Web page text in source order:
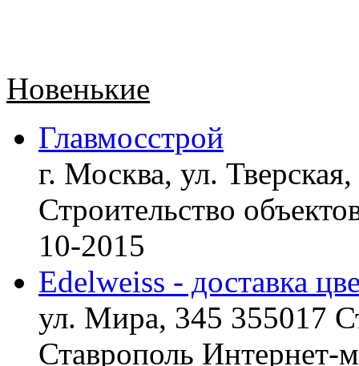
Новенькие
Главмосстрой
г. Москва, ул.
Строительство
10-2015
Edelweiss - доставка
ул. Мира, 345 355017
Ставрополь Интернет-